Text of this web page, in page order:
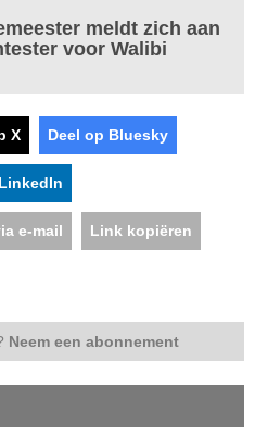
meldt zich aan
voor Walibi
X Deel op Bluesky
e-mail Link kopiëren
Neem een abonnement